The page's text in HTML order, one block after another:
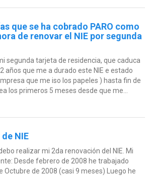
que se ha cobrado PARO como
de renovar el NIE por segunda
segunda tarjeta de residencia, que caduca
años que me a durado este NIE e estado
que me iso los papeles ) hasta fin de
los primeros 5 meses desde que me...
NIE
realizar mi 2da renovación del NIE. Mi
Desde febrero de 2008 he trabajado
Octubre de 2008 (casi 9 meses) Luego he